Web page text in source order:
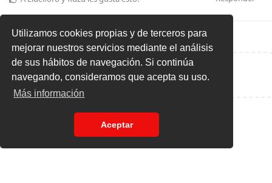
Utilizamos cookies propias y de terceros para
mejorar nuestros servicios mediante el análisis
de sus hábitos de navegación. Si continúa
navegando, consideramos que acepta su uso.
Más información
Aceptar
Escribe una respuesta...